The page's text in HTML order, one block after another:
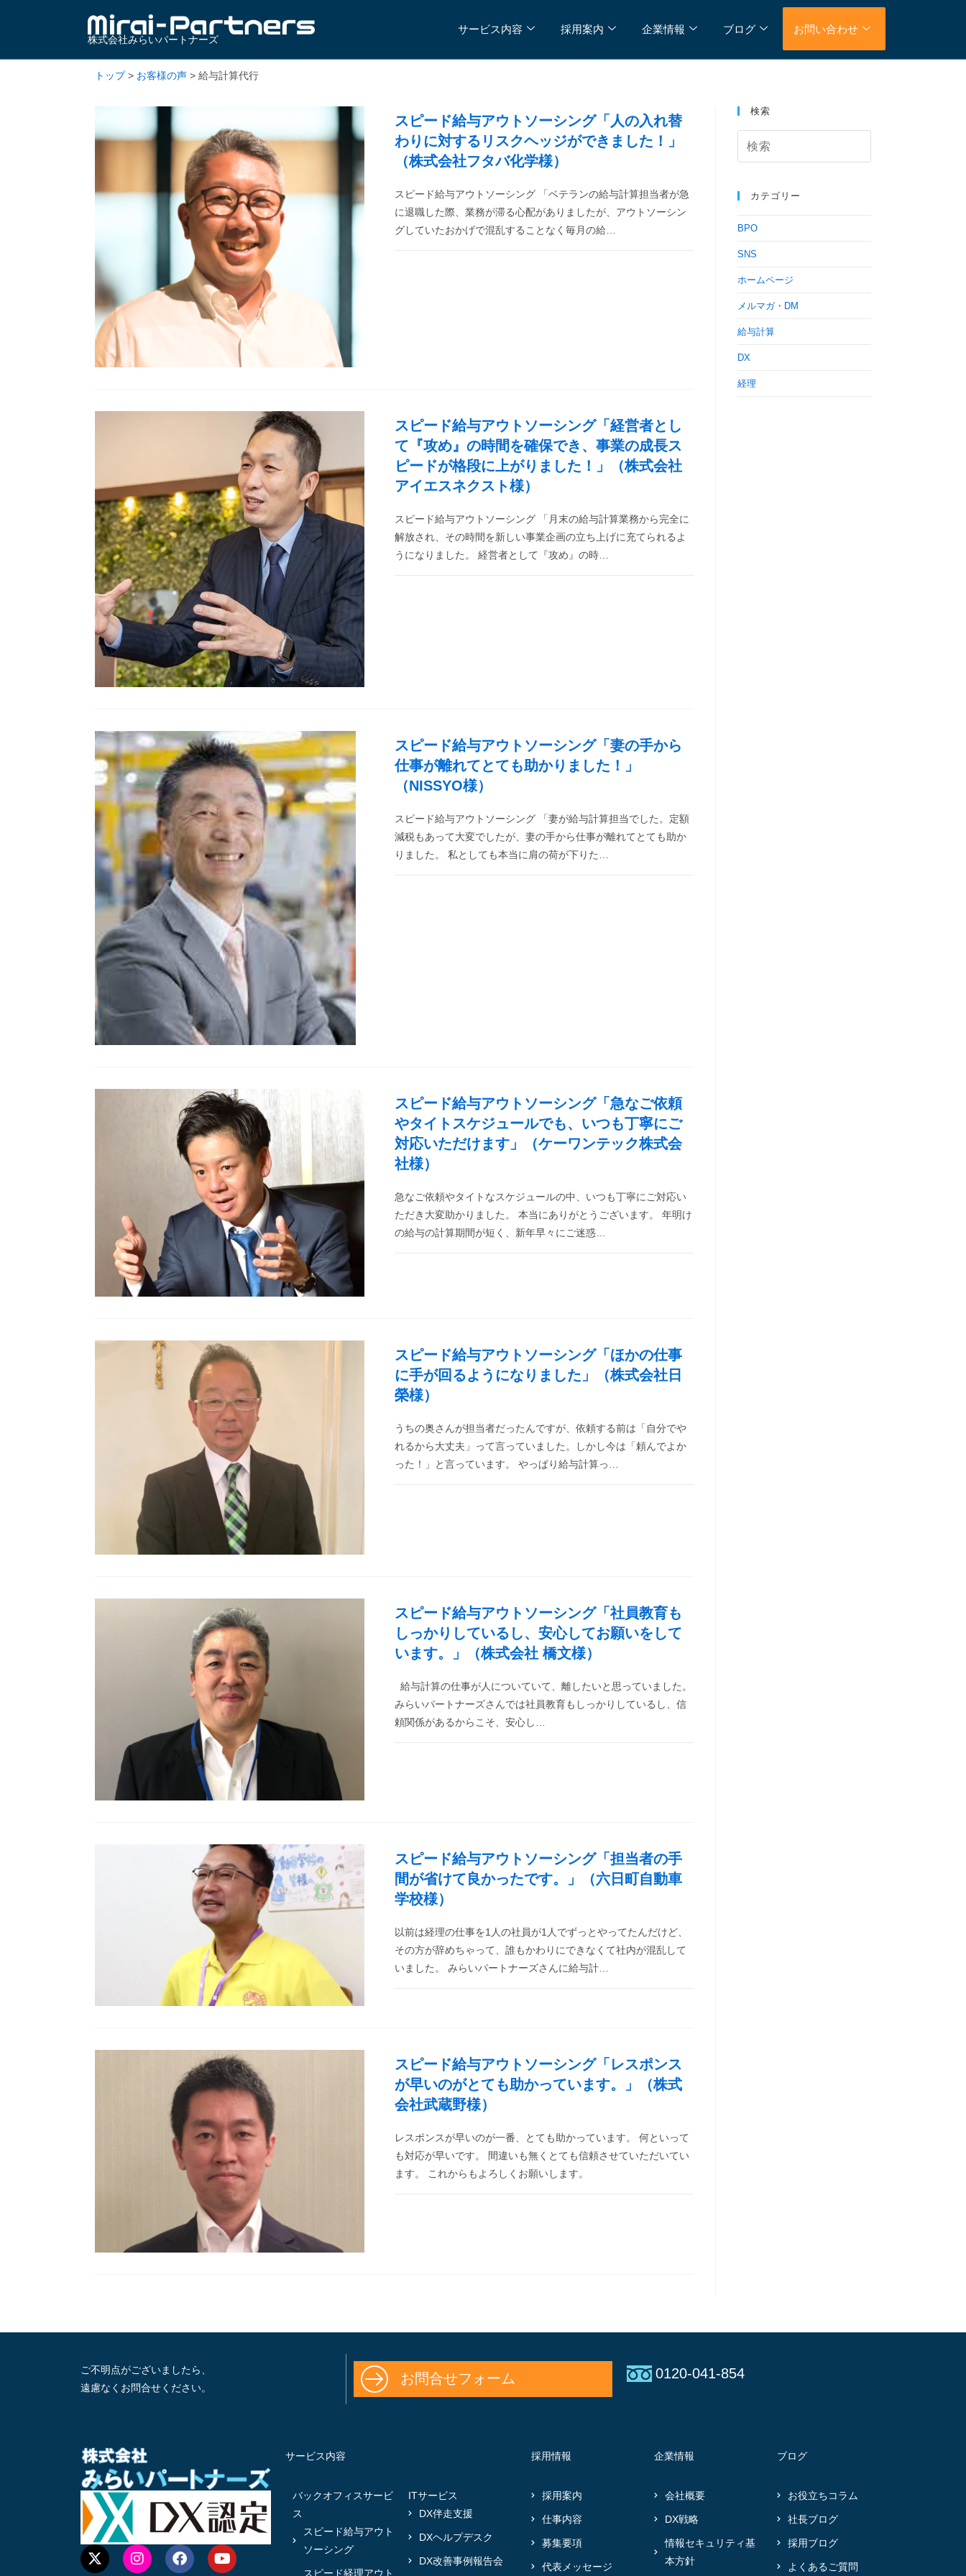
株式会社みらいパートナーズ
サービス内容 採用案内 企業情報 ブログ お問い合わせ
トップ> お客様の声 > 給与計算代行
スピード給与アウトソーシング「人の入れ替
わりに対するリスクヘッジができました！」
（株式会社フタバ化学様）
スピード給与アウトソーシング 「ベテランの給与計算担当者が急
に退職した際、業務が滞る心配がありましたが、アウトソーシン
グしていたおかげで混乱することなく毎月の給…
スピード給与アウトソーシング「経営者とし
て『攻め』の時間を確保でき、事業の成長ス
ピードが格段に上がりました！」（株式会社
アイエスネクスト様）
スピード給与アウトソーシング 「月末の給与計算業務から完全に
解放され、その時間を新しい事業企画の立ち上げに充てられるよ
うになりました。 経営者として『攻め』の時…
スピード給与アウトソーシング「妻の手から
仕事が離れてとても助かりました！」
（NISSYO様）
スピード給与アウトソーシング 「妻が給与計算担当でした。定額
減税もあって大変でしたが、妻の手から仕事が離れてとても助か
りました。 私としても本当に肩の荷が下りた…
スピード給与アウトソーシング「急なご依頼
やタイトスケジュールでも、いつも丁寧にご
対応いただけます」（ケーワンテック株式会
社様）
急なご依頼やタイトなスケジュールの中、いつも丁寧にご対応い
ただき大変助かりました。 本当にありがとうございます。 年明け
の給与の計算期間が短く、新年早々にご迷惑…
スピード給与アウトソーシング「ほかの仕事
に手が回るようになりました」（株式会社日
榮様）
うちの奥さんが担当者だったんですが、依頼する前は「自分でや
れるから大丈夫」って言っていました。しかし今は「頼んでよか
った！」と言っています。 やっぱり給与計算っ…
スピード給与アウトソーシング「社員教育も
しっかりしているし、安心してお願いをして
います。」（株式会社 橋文様）
給与計算の仕事が人についていて、離したいと思っていました。
みらいパートナーズさんでは社員教育もしっかりしているし、信
頼関係があるからこそ、安心し…
スピード給与アウトソーシング「担当者の手
間が省けて良かったです。」（六日町自動車
学校様）
以前は経理の仕事を1人の社員が1人でずっとやってたんだけど、
その方が辞めちゃって、誰もかわりにできなくて社内が混乱して
いました。 みらいパートナーズさんに給与計…
スピード給与アウトソーシング「レスポンス
が早いのがとても助かっています。」（株式
会社武蔵野様）
レスポンスが早いのが一番、とても助かっています。 何といって
も対応が早いです。 間違いも無くとても信頼させていただいてい
ます。 これからもよろしくお願いします。
検索
カテゴリー
BPO
SNS
ホームページ
メルマガ・DM
給与計算
DX
経理
ご不明点がございましたら、
遠慮なくお問合せください。
お問合せフォーム 0120-041-854
サービス内容
バックオフィスサービ
ス
スピード給与アウト
ソーシング
スピード経理アウト
ITサービス
DX伴走支援
DXヘルプデスク
DX改善事例報告会
採用情報
採用案内
仕事内容
募集要項
代表メッセージ
企業情報
会社概要
DX戦略
情報セキュリティ基
本方針
ブログ
お役立ちコラム
社長ブログ
採用ブログ
よくあるご質問